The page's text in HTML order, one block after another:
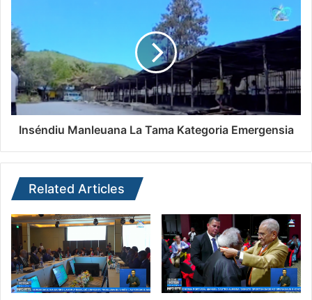
Inséndiu Manleuana La Tama Kategoria Emergensia
Related Articles